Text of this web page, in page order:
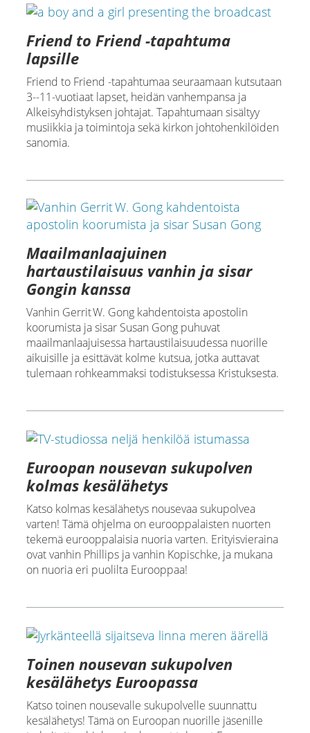
Friend to Friend -tapahtuma
lapsille
Friend to Friend -tapahtumaa seuraamaan kutsutaan
3--11-vuotiaat lapset, heidän vanhempansa ja
Alkeisyhdistyksen johtajat. Tapahtumaan sisältyy
musiikkia ja toimintoja sekä kirkon johtohenkilöiden
sanomia.
Maailmanlaajuinen
hartaustilaisuus vanhin ja sisar
Gongin kanssa
Vanhin Gerrit W. Gong kahdentoista apostolin
koorumista ja sisar Susan Gong puhuvat
maailmanlaajuisessa hartaustilaisuudessa nuorille
aikuisille ja esittävät kolme kutsua, jotka auttavat
tulemaan rohkeammaksi todistuksessa Kristuksesta.
Euroopan nousevan sukupolven
kolmas kesälähetys
Katso kolmas kesälähetys nousevaa sukupolvea
varten! Tämä ohjelma on eurooppalaisten nuorten
tekemä eurooppalaisia nuoria varten. Erityisvieraina
ovat vanhin Phillips ja vanhin Kopischke, ja mukana
on nuoria eri puolilta Eurooppaa!
Toinen nousevan sukupolven
kesälähetys Euroopassa
Katso toinen nousevalle sukupolvelle suunnattu
kesälähetys! Tämä on Euroopan nuorille jäsenille